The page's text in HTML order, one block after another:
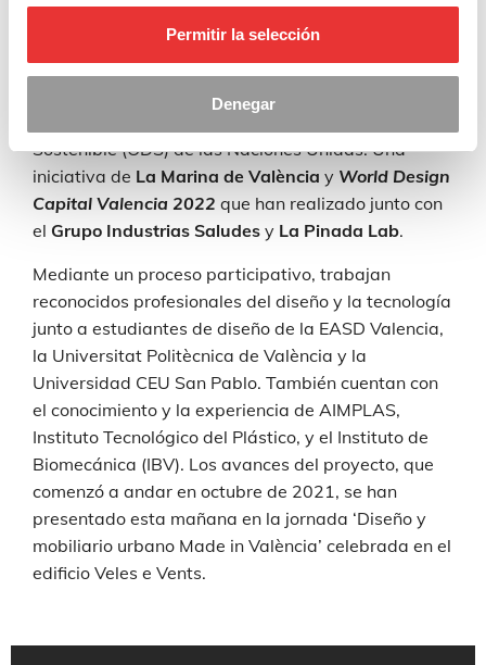
Permitir la selección
Denegar
cita diseño, innovación, industria y tecnología para
ponerse al servicio de la ciudadanía con la creación
de mobiliario urbano alineado con los principios de
economía circular, calidad de vida y bienestar
Sostenible (ODS) de las Naciones Unidas. Una
iniciativa de La Marina de València y World Design
Capital Valencia 2022 que han realizado junto con
el Grupo Industrias Saludes y La Pinada Lab.
Mediante un proceso participativo, trabajan
reconocidos profesionales del diseño y la tecnología
junto a estudiantes de diseño de la EASD Valencia,
la Universitat Politècnica de València y la
Universidad CEU San Pablo. También cuentan con
el conocimiento y la experiencia de AIMPLAS,
Instituto Tecnológico del Plástico, y el Instituto de
Biomecánica (IBV). Los avances del proyecto, que
comenzó a andar en octubre de 2021, se han
presentado esta mañana en la jornada ‘Diseño y
mobiliario urbano Made in València’ celebrada en el
edificio Veles e Vents.